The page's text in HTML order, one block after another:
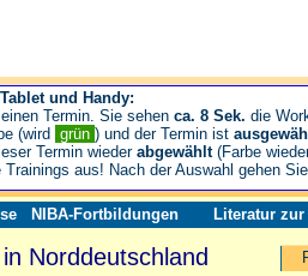
NIBA-Fortbildungen Literatur zur
Norddeutschland
und Handy:
Termin. Sie sehen ca. 8 Sek. die
(wird grün ) und der Termin ist
Termin wieder abgewählt(Farbe
Trainings aus! Nach der Auswahl gehen